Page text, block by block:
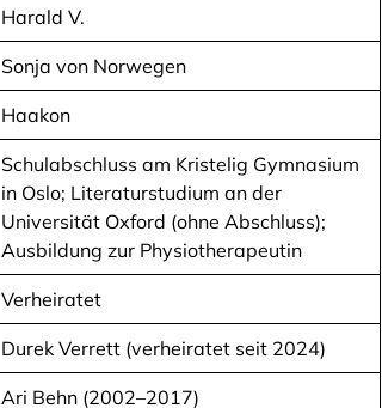
Harald V.
Sonja von Norwegen
Haakon
Schulabschluss am Kristelig Gymnasium
in Oslo; Literaturstudium an der
Universität Oxford (ohne Abschluss);
Ausbildung zur Physiotherapeutin
Verheiratet
Durek Verrett (verheiratet seit 2024)
Ari Behn (2002–2017)